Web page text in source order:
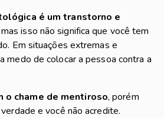
é um transtorno e
isso não significa que você tem
Em situações extremas e
medo de colocar a pessoa contra a
o chame de mentiroso, porém
e você não acredite.